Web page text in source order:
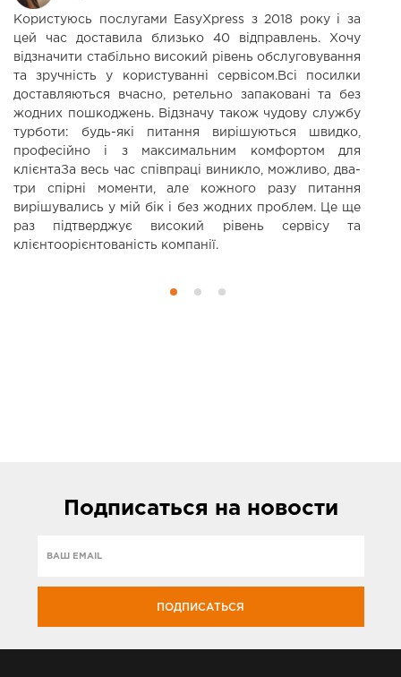
Користуюсь послугами EasyXpress з 2018 року і за
цей час доставила близько 40 відправлень. Хочу
відзначити стабільно високий рівень обслуговування
та зручність у користуванні сервісом.Всі посилки
доставляються вчасно, ретельно запаковані та без
жодних пошкоджень. Відзначу також чудову службу
турботи: будь-які питання вирішуються швидко,
професійно і з максимальним комфортом для
клієнтаЗа весь час співпраці виникло, можливо, два-
три спірні моменти, але кожного разу питання
вирішувались у мій бік і без жодних проблем. Це ще
раз підтверджує високий рівень сервісу та
клієнтоорієнтованість компанії.
Подписаться на новости
ПОДПИСАТЬСЯ